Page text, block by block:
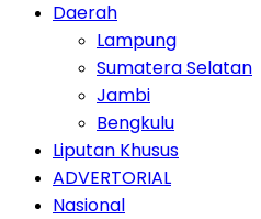
Daerah
Lampung
Sumatera Selatan
Jambi
Bengkulu
Liputan Khusus
ADVERTORIAL
Nasional